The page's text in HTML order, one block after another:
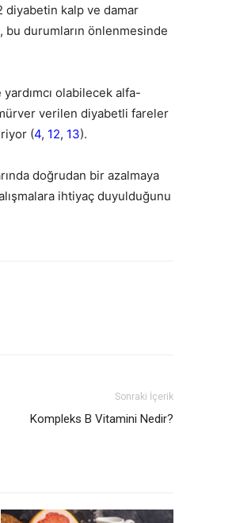
kalp ve damar
bu durumların önlenmesinde
olabilecek alfa-
verilen diyabetli fareler
(4, 12, 13).
doğrudan bir azalmaya
ihtiyaç duyulduğunu
Sonraki İçerik
Kompleks B Vitamini Nedir?